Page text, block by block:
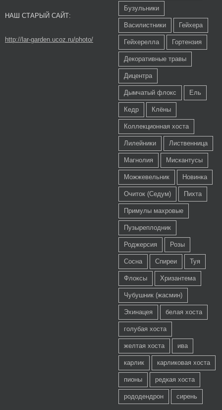
НАШ СТАРЫЙ САЙТ:
http://lar-garden.ucoz.ru/photo/
Бузульники
Василистники Гейхера
Гейхерелла Гортензия
Декоративные травы
Дицентра
Дымчатый флокс Ель
Кедр Клёны
Коллекционная хоста
Лилейники Лиственница
Магнолия Мискантусы
Можжевельник Новинка
Очиток (Седум) Пихта
Примулы махровые
Пузыреплодник
Роджерсия Розы
Сосна Спиреи Туя
Флоксы Хризантема
Чубушник (жасмин)
Эхинацея белая хоста
голубая хоста
желтая хоста ива
карлик карликовая хоста
пионы редкая хоста
рододендрон сирень